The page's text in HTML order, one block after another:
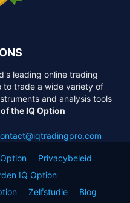
leading online trading
to trade a wide variety of
and analysis tools
the IQ Option
Privacybeleid
IQ Option
Zelfstudie Blog